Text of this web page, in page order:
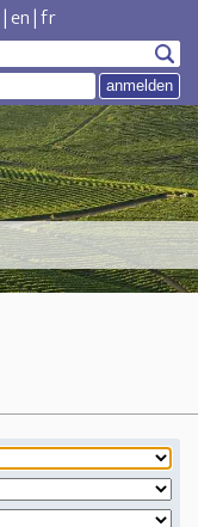
|en|fr